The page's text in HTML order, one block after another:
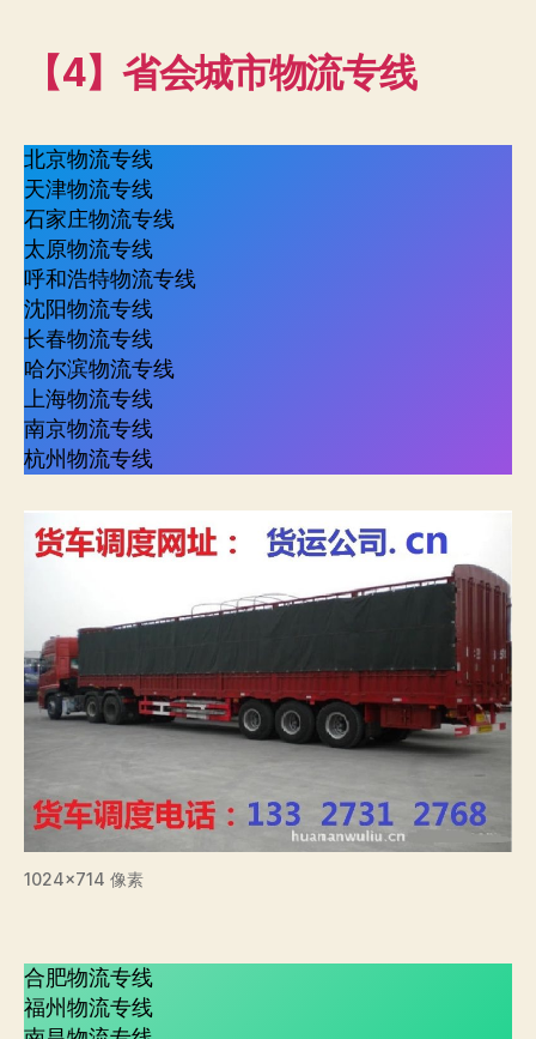
【4】省会城市物流专线
北京物流专线
天津物流专线
石家庄物流专线
太原物流专线
呼和浩特物流专线
沈阳物流专线
长春物流专线
哈尔滨物流专线
上海物流专线
南京物流专线
杭州物流专线
1024×714 像素
合肥物流专线
福州物流专线